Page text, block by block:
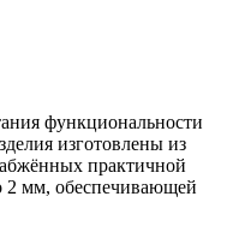
функциональности
изготовлены из
практичной
мм, обеспечивающей